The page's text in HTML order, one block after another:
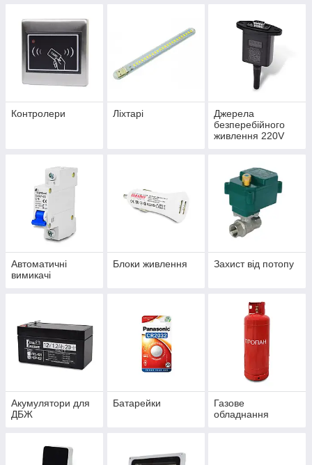
Контролери Ліхтарі
Джерела
безперебійного
живлення 220V
Автоматичні
вимикачі
Блоки живлення Захист від потопу
Акумулятори для
ДБЖ
Батарейки
Газове
обладнання